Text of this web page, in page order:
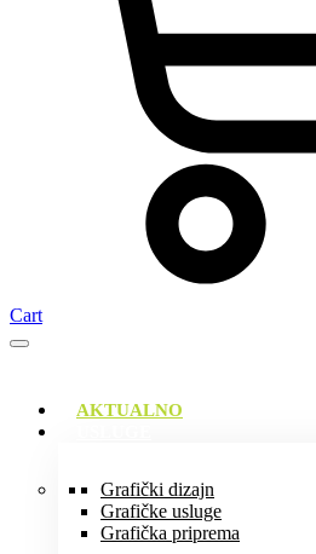
Cart
AKTUALNO
Grafički dizajn
Grafičke usluge
Grafička priprema